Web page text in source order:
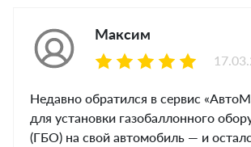
Максим
Недавно обратился в сервис
для установки газобаллонного
(ГБО) на свой автомобиль — и